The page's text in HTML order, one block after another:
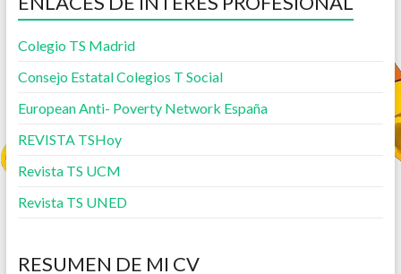
Colegio TS Madrid
Consejo Estatal Colegios T Social
European Anti- Poverty Network España
REVISTA TSHoy
Revista TS UCM
Revista TS UNED
RESUMEN DE MI CV